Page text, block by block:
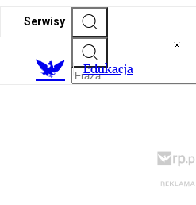
Serwisy
Edukacja